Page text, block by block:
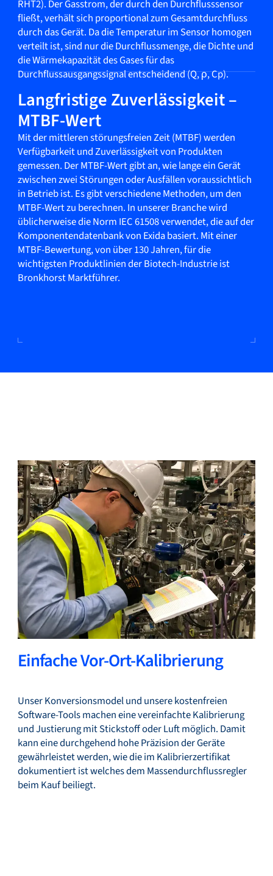
RHT2). Der Gasstrom, der durch den Durchflusssensor
fließt, verhält sich proportional zum Gesamtdurchfluss
durch das Gerät. Da die Temperatur im Sensor homogen
verteilt ist, sind nur die Durchflussmenge, die Dichte und
die Wärmekapazität des Gases für das
Durchflussausgangssignal entscheidend (Q, ρ, Cp).
Langfristige Zuverlässigkeit –
MTBF-Wert
Mit der mittleren störungsfreien Zeit (MTBF) werden
Verfügbarkeit und Zuverlässigkeit von Produkten
gemessen. Der MTBF-Wert gibt an, wie lange ein Gerät
zwischen zwei Störungen oder Ausfällen voraussichtlich
in Betrieb ist. Es gibt verschiedene Methoden, um den
MTBF-Wert zu berechnen. In unserer Branche wird
üblicherweise die Norm IEC 61508 verwendet, die auf der
Komponentendatenbank von Exida basiert. Mit einer
MTBF-Bewertung, von über 130 Jahren, für die
wichtigsten Produktlinien der Biotech-Industrie ist
Bronkhorst Marktführer.
Einfache Vor-Ort-Kalibrierung
Unser Konversionsmodel und unsere kostenfreien
Software-Tools machen eine vereinfachte Kalibrierung
und Justierung mit Stickstoff oder Luft möglich. Damit
kann eine durchgehend hohe Präzision der Geräte
gewährleistet werden, wie die im Kalibrierzertifikat
dokumentiert ist welches dem Massendurchflussregler
beim Kauf beiliegt.